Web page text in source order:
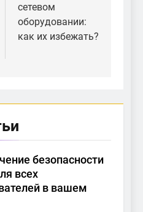
сетевом
оборудовании:
как их избежать?
безопасности
всех
в вашем